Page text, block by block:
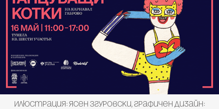
Илюстрация: Ясен Згуровски, графичен дизайн: